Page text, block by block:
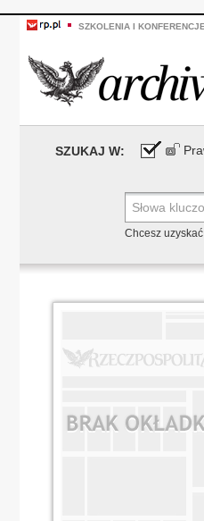
SZKOLENIA I KONFERENCJE
SZUKAJ W:
Chcesz